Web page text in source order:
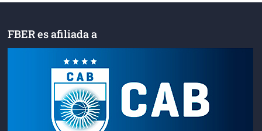
FBER es afiliada a